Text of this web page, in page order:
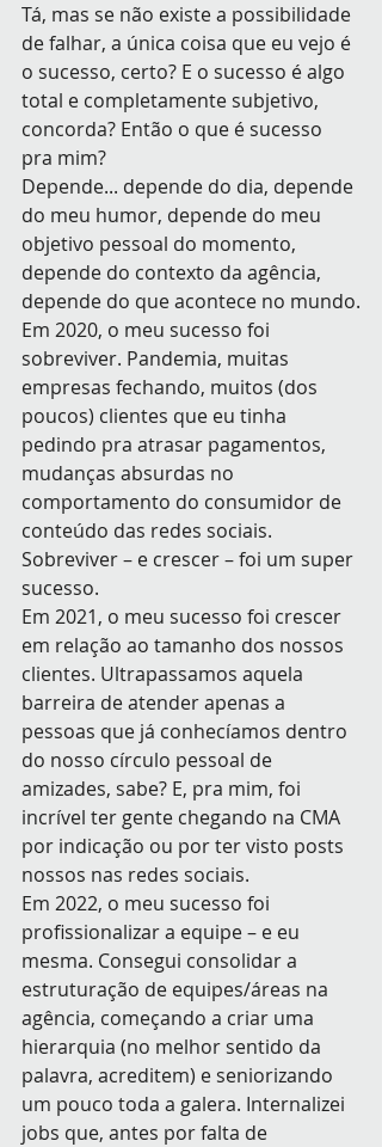
Tá, mas se não existe a possibilidade
de falhar, a única coisa que eu vejo é
o sucesso, certo? E o sucesso é algo
total e completamente subjetivo,
concorda? Então o que é sucesso
pra mim?
Depende... depende do dia, depende
do meu humor, depende do meu
objetivo pessoal do momento,
depende do contexto da agência,
depende do que acontece no mundo.
Em 2020, o meu sucesso foi
sobreviver. Pandemia, muitas
empresas fechando, muitos (dos
poucos) clientes que eu tinha
pedindo pra atrasar pagamentos,
mudanças absurdas no
comportamento do consumidor de
conteúdo das redes sociais.
Sobreviver – e crescer – foi um super
sucesso.
Em 2021, o meu sucesso foi crescer
em relação ao tamanho dos nossos
clientes. Ultrapassamos aquela
barreira de atender apenas a
pessoas que já conhecíamos dentro
do nosso círculo pessoal de
amizades, sabe? E, pra mim, foi
incrível ter gente chegando na CMA
por indicação ou por ter visto posts
nossos nas redes sociais.
Em 2022, o meu sucesso foi
profissionalizar a equipe – e eu
mesma. Consegui consolidar a
estruturação de equipes/áreas na
agência, começando a criar uma
hierarquia (no melhor sentido da
palavra, acreditem) e seniorizando
um pouco toda a galera. Internalizei
jobs que, antes por falta de